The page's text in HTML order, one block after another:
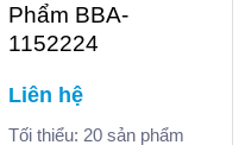
Phẩm BBA-
1152224
Liên hệ
Tối thiểu: 20 sản phẩm